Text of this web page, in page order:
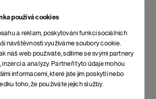
používá cookies
a reklam, poskytování funkcí sociálních
návštěvnosti využíváme soubory cookie.
náš web používáte, sdílíme se svými partnery
inzerci a analýzy. Partneři tyto údaje mohou
informacemi, které jste jim poskytli nebo
toho, že používáte jejich služby.